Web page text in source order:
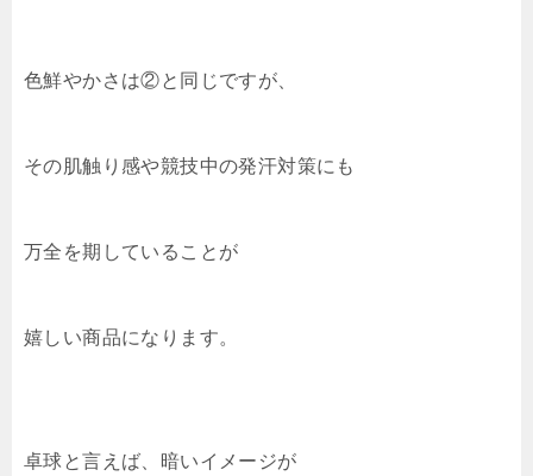
色鮮やかさは②と同じですが、
その肌触り感や競技中の発汗対策にも
万全を期していることが
嬉しい商品になります。
卓球と言えば、暗いイメージが